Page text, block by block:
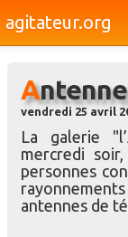
agitateur.org
Bourges & le Cher
Culture
Médias
vendredi 25 avril
La galerie
mercredi
personnes
antennes de